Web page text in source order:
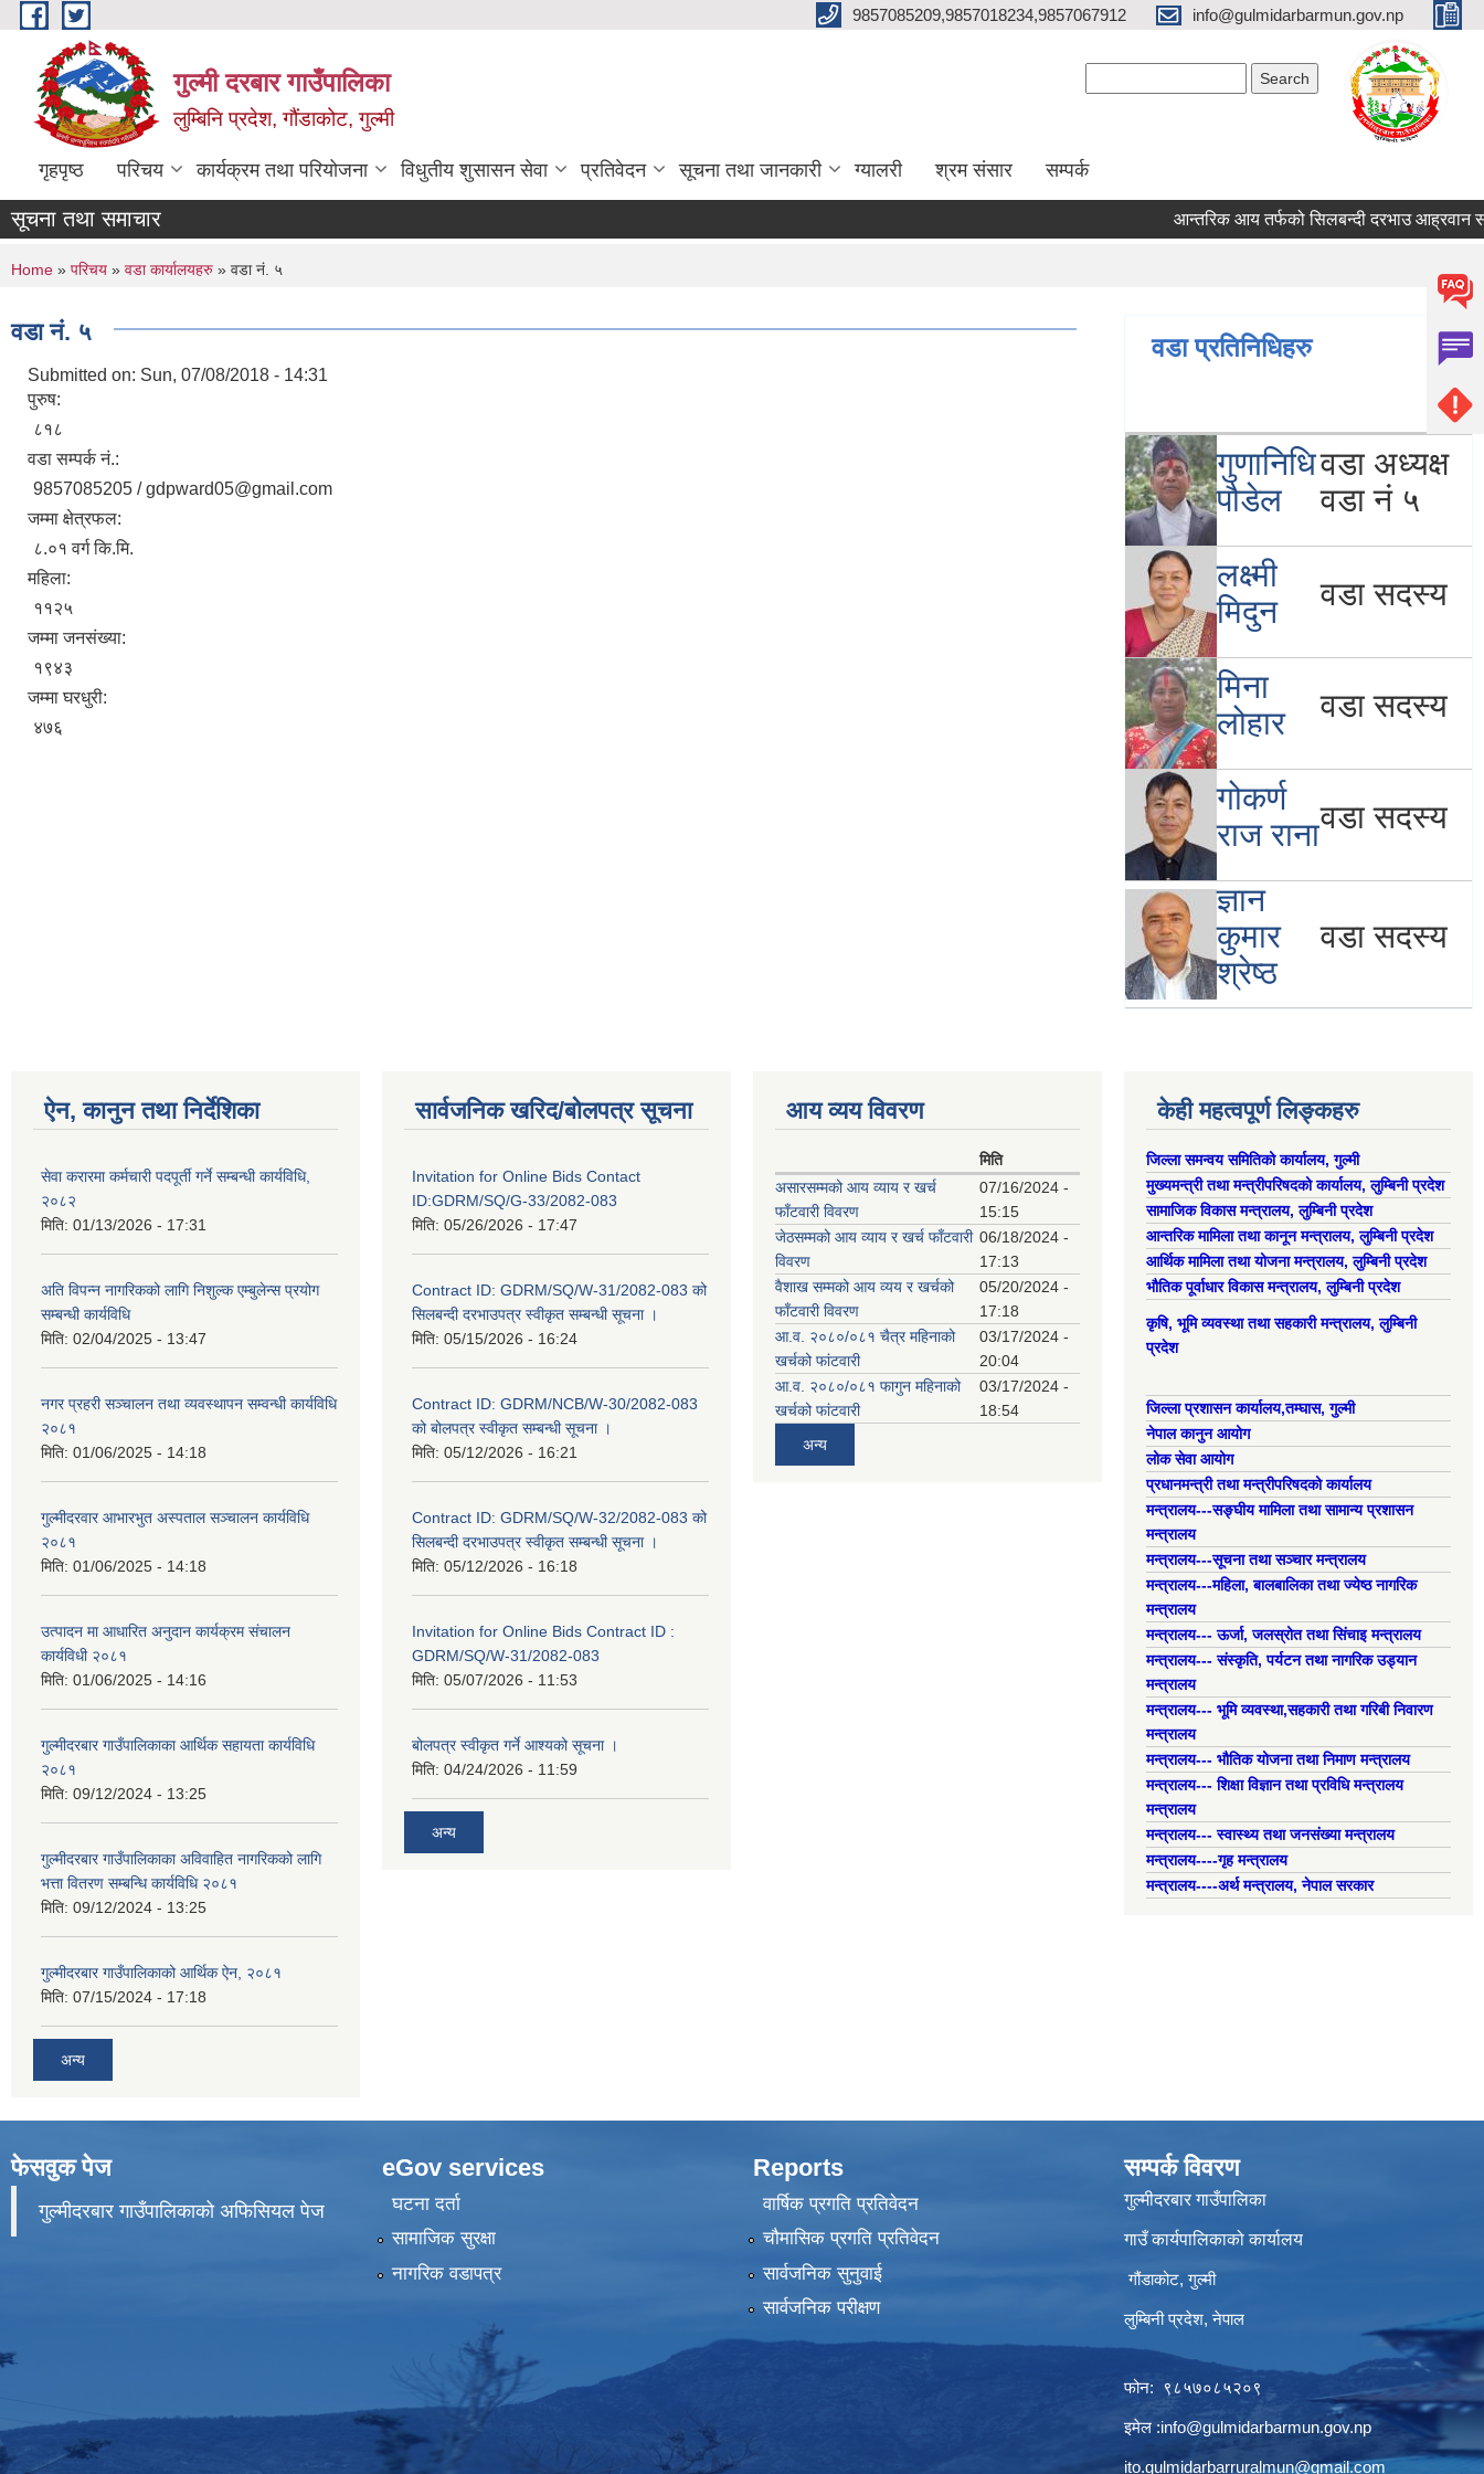
Skip to main content 9857085209,9857018234,9857067912 info@gulmidarbarmun.gov.np
गुल्मी दरबार गाउँपालिका
लुम्बिनि प्रदेश, गौंडाकोट, गुल्मी
गृहपृष्ठ परिचय कार्यक्रम तथा परियोजना विधुतीय शुसासन सेवा प्रतिवेदन सूचना तथा जानकारी ग्यालरी श्रम संसार सम्पर्क
सूचना तथा समाचार आन्तरिक आय तर्फको सिलबन्दी दरभाउ आह्रवान
You are here
Home » परिचय » वडा कार्यालयहरु » वडा नं. ५
वडा नं. ५
Submitted on: Sun, 07/08/2018 - 14:31
पुरुष:
८१८
वडा सम्पर्क नं.:
9857085205 / gdpward05@gmail.com
जम्मा क्षेत्रफल:
८.०१ वर्ग कि.मि.
महिला:
११२५
जम्मा जनसंख्या:
१९४३
जम्मा घरधुरी:
४७६
वडा प्रतिनिधिहरु
फोन
नं
गुणानिधि
पौडेल
वडा अध्यक्ष
वडा नं ५
लक्ष्मी
मिदुन
वडा सदस्य
मिना
लोहार
वडा सदस्य
गोकर्ण
राज रानावडा सदस्य
ज्ञान
कुमार
श्रेष्ठ
वडा सदस्य
ऐन, कानुन तथा निर्देशिका
सेवा करारमा कर्मचारी पदपूर्ती गर्ने सम्बन्धी कार्यविधि,
२०८२
मिति: 01/13/2026 - 17:31
अति विपन्न नागरिकको लागि निशुल्क एम्बुलेन्स प्रयोग
सम्बन्धी कार्यविधि
मिति: 02/04/2025 - 13:47
नगर प्रहरी सञ्चालन तथा व्यवस्थापन सम्वन्धी कार्यविधि
२०८१
मिति: 01/06/2025 - 14:18
गुल्मीदरवार आभारभुत अस्पताल सञ्चालन कार्यविधि
२०८१
मिति: 01/06/2025 - 14:18
उत्पादन मा आधारित अनुदान कार्यक्रम संचालन
कार्यविधी २०८१
मिति: 01/06/2025 - 14:16
गुल्मीदरबार गाउँपालिकाका आर्थिक सहायता कार्यविधि
२०८१
मिति: 09/12/2024 - 13:25
गुल्मीदरबार गाउँपालिकाका अविवाहित नागरिकको लागि
भत्ता वितरण सम्बन्धि कार्यविधि २०८१
मिति: 09/12/2024 - 13:25
गुल्मीदरबार गाउँपालिकाको आर्थिक ऐन, २०८१
मिति: 07/15/2024 - 17:18
अन्य
सार्वजनिक खरिद/बोलपत्र सूचना
Invitation for Online Bids Contact
ID:GDRM/SQ/G-33/2082-083
मिति: 05/26/2026 - 17:47
Contract ID: GDRM/SQ/W-31/2082-083 को
सिलबन्दी दरभाउपत्र स्वीकृत सम्बन्धी सूचना ।
मिति: 05/15/2026 - 16:24
Contract ID: GDRM/NCB/W-30/2082-083
को बोलपत्र स्वीकृत सम्बन्धी सूचना ।
मिति: 05/12/2026 - 16:21
Contract ID: GDRM/SQ/W-32/2082-083 को
सिलबन्दी दरभाउपत्र स्वीकृत सम्बन्धी सूचना ।
मिति: 05/12/2026 - 16:18
Invitation for Online Bids Contract ID :
GDRM/SQ/W-31/2082-083
मिति: 05/07/2026 - 11:53
बोलपत्र स्वीकृत गर्ने आश्यको सूचना ।
मिति: 04/24/2026 - 11:59
अन्य
आय व्यय विवरण
मिति
असारसम्मको आय व्याय र खर्च
फाँटवारी विवरण
07/16/2024 -
15:15
जेठसम्मको आय व्याय र खर्च फाँटवारी
विवरण
06/18/2024 -
17:13
वैशाख सम्मको आय व्यय र खर्चको
फाँटवारी विवरण
05/20/2024 -
17:18
आ.व. २०८०/०८१ चैत्र महिनाको
खर्चको फांटवारी
03/17/2024 -
20:04
आ.व. २०८०/०८१ फागुन महिनाको
खर्चको फांटवारी
03/17/2024 -
18:54
अन्य
केही महत्वपूर्ण लिङ्कहरु
जिल्ला समन्वय समितिको कार्यालय, गुल्मी
मुख्यमन्त्री तथा मन्त्रीपरिषदको कार्यालय, लुम्बिनी प्रदेश
सामाजिक विकास मन्त्रालय, लुम्बिनी प्रदेश
आन्तरिक मामिला तथा कानून मन्त्रालय, लुम्बिनी प्रदेश
आर्थिक मामिला तथा योजना मन्त्रालय, लुम्बिनी प्रदेश
भौतिक पूर्वाधार विकास मन्त्रालय, लुम्बिनी प्रदेश
कृषि, भूमि व्यवस्था तथा सहकारी मन्त्रालय, लुम्बिनी
प्रदेश
जिल्ला प्रशासन कार्यालय,तम्घास, गुल्मी
नेपाल कानुन आयोग
लोक सेवा आयोग
प्रधानमन्त्री तथा मन्त्रीपरिषदको कार्यालय
मन्त्रालय---सङ्घीय मामिला तथा सामान्य प्रशासन
मन्त्रालय
मन्त्रालय---सूचना तथा सञ्चार मन्त्रालय
मन्त्रालय---महिला, बालबालिका तथा ज्येष्ठ नागरिक
मन्त्रालय
मन्त्रालय--- ऊर्जा, जलस्रोत तथा सिंचाइ मन्त्रालय
मन्त्रालय--- संस्कृति, पर्यटन तथा नागरिक उड्यान
मन्त्रालय
मन्त्रालय--- भूमि व्यवस्था,सहकारी तथा गरिबी निवारण
मन्त्रालय
मन्त्रालय--- भौतिक योजना तथा निमाण मन्त्रालय
मन्त्रालय--- शिक्षा विज्ञान तथा प्रविधि मन्त्रालय
मन्त्रालय
मन्त्रालय--- स्वास्थ्य तथा जनसंख्या मन्त्रालय
मन्त्रालय----गृह मन्त्रालय
मन्त्रालय----अर्थ मन्त्रालय, नेपाल सरकार
फेसवुक पेज
गुल्मीदरबार गाउँपालिकाको अफिसियल पेज
eGov services
घटना दर्ता
सामाजिक सुरक्षा
नागरिक वडापत्र
Reports
वार्षिक प्रगति प्रतिवेदन
चौमासिक प्रगति प्रतिवेदन
सार्वजनिक सुनुवाई
सार्वजनिक परीक्षण
सम्पर्क विवरण
गुल्मीदरबार गाउँपालिका
गाउँ कार्यपालिकाको कार्यालय
गौंडाकोट, गुल्मी
लुम्बिनी प्रदेश, नेपाल
फोन: ९८५७०८५२०९
इमेल :info@gulmidarbarmun.gov.np
ito.gulmidarbarruralmun@gmail.com